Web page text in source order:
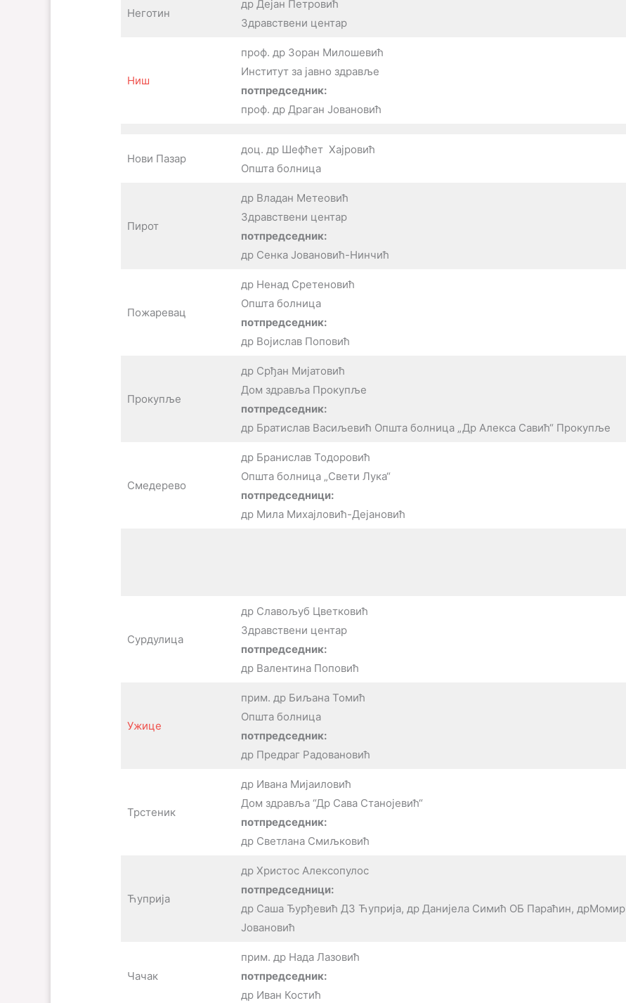
Неготин
др Дејан Петровић
Здравствени центар
Ниш
проф. др Зоран Милошевић
Институт за јавно здравље
потпредседник:
проф. др Драган Јовановић
Нови Пазар
доц. др Шефћет Хајровић
Општа болница
Пирот
др Владан Метеовић
Здравствени центар
потпредседник:
др Сенка Јовановић-Нинчић
Пожаревац
др Ненад Сретеновић
Општа болница
потпредседник:
др Војислав Поповић
Прокупље
др Срђан Мијатовић
Дом здравља Прокупље
потпредседник:
др Братислав Васиљевић Општа болница „Др Алекса Савић“ Прокупље
Смедерево
др Бранислав Тодоровић
Општа болница „Свети Лука“
потпредседници:
др Мила Михајловић-Дејановић
Сурдулица
др Славољуб Цветковић
Здравствени центар
потпредседник:
др Валентина Поповић
Ужице
прим. др Биљана Томић
Општа болница
потпредседник:
др Предраг Радовановић
Трстеник
др Ивана Мијаиловић
Дом здравља “Др Сава Станојевић“
потпредседник:
др Светлана Смиљковић
Ћуприја
др Христос Алексопулос
потпредседници:
др Саша Ђурђевић ДЗ Ћуприја, др Данијела Симић ОБ Параћин, дрМомир
Јовановић
Чачак
прим. др Нада Лазовић
потпредседник:
др Иван Костић